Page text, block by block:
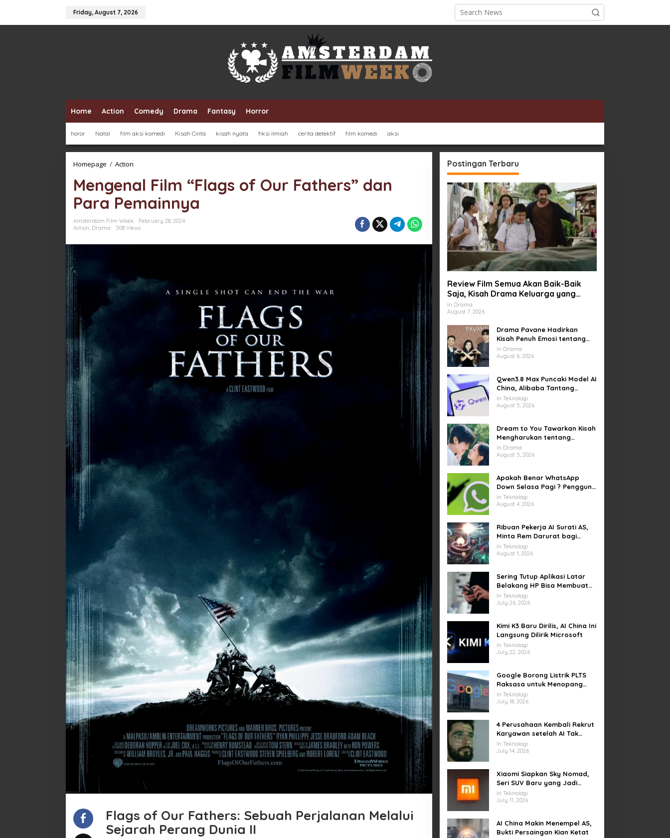
Friday, August 7, 2026
Home Action Comedy Drama Fantasy Horror
horor Natal film aksi komedi Kisah Cinta kisah nyata fiksi ilmiah cerita detektif film komedi aksi
Homepage / Action
"Flags
of
Our
Fathers"
dan
Para
Mengenal Film “Flags of Our Fathers” dan
Para Pemainnya
Amsterdam Film Week
February 28, 2024
Action, Drama 508 Views
Flags of Our Fathers: Sebuah Perjalanan Melalui
Sejarah Perang Dunia II
Postingan Terbaru
Review Film Semua Akan Baik-Baik
Saja, Kisah Drama Keluarga yang
Sarat Makna tentang Kehilangan dan
Harapan
In Drama
August 7, 2026
Drama Pavane Hadirkan
Kisah Penuh Emosi tentang
Cinta, Penyesalan, dan
Kesempatan Memulai Kembali
In Drama
August 6, 2026
Qwen3.8 Max Puncaki Model AI
China, Alibaba Tantang
Pemain Global
In Teknologi
August 5, 2026
Dream to You Tawarkan Kisah
Mengharukan tentang
Perjuangan Meraih Mimpi
yang Sempat Tertunda
In Drama
August 5, 2026
Apakah Benar WhatsApp
Down Selasa Pagi ? Pengguna
Kesulitan Kirim Gambar dan
Video di Sejumlah Wilayah
In Teknologi
August 4, 2026
Ribuan Pekerja AI Surati AS,
Minta Rem Darurat bagi
Teknologi Canggih
In Teknologi
August 1, 2026
Sering Tutup Aplikasi Latar
Belakang HP Bisa Membuat
Baterai Lebih Boros
In Teknologi
July 26, 2026
Kimi K3 Baru Dirilis, AI China Ini
Langsung Dilirik Microsoft
In Teknologi
July 22, 2026
Google Borong Listrik PLTS
Raksasa untuk Menopang
Pusat Data dan AI
In Teknologi
July 18, 2026
4 Perusahaan Kembali Rekrut
Karyawan setelah AI Tak
Penuhi Harapan
In Teknologi
July 14, 2026
Xiaomi Siapkan Sky Nomad,
Seri SUV Baru yang Jadi
Sorotan Otomotif Dunia
In Teknologi
July 11, 2026
AI China Makin Menempel AS,
Bukti Persaingan Kian Ketat